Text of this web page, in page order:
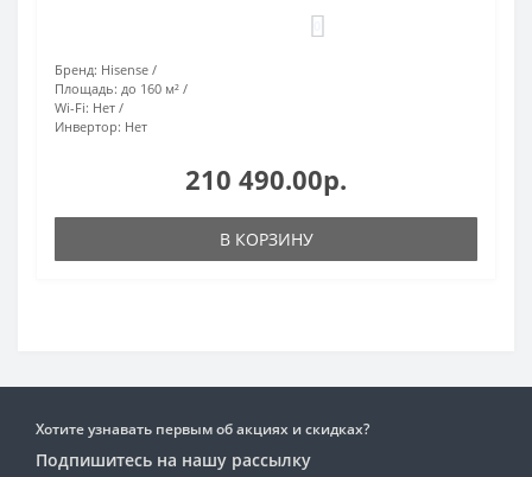
Бренд: Hisense
Площадь: до 160 м²
Wi-Fi: Нет
Инвертор: Нет
210 490.00р.
В КОРЗИНУ
Хотите узнавать первым об акциях и скидках?
Подпишитесь на нашу рассылку